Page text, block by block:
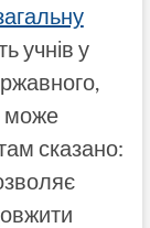
учнів у
може
сказано: